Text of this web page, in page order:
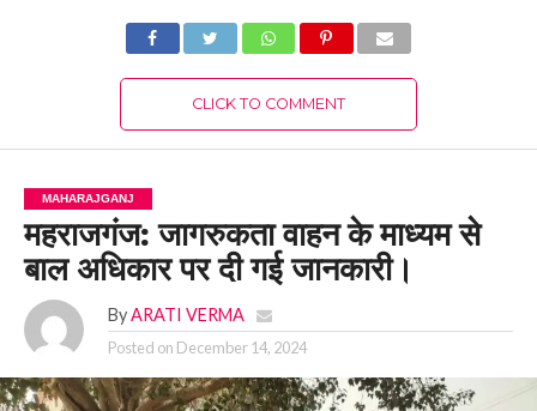
CLICK TO COMMENT
MAHARAJGANJ
महराजगंज: जागरुकता वाहन के माध्यम से
बाल अधिकार पर दी गई जानकारी।
By ARATI VERMA
Posted on December 14, 2024